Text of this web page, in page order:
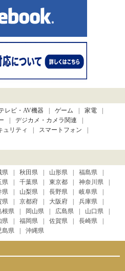
レビ・AV機器 ゲーム
家電
デジカメ・カメラ関連
ュリティ
スマートフォン
県 秋田県 山形県
福島県
県 千葉県 東京都
神奈川県
県 山梨県 長野県
岐阜県
県 京都府 大阪府
兵庫県
根県 岡山県 広島県
山口県
県 福岡県 佐賀県
長崎県
島県 沖縄県